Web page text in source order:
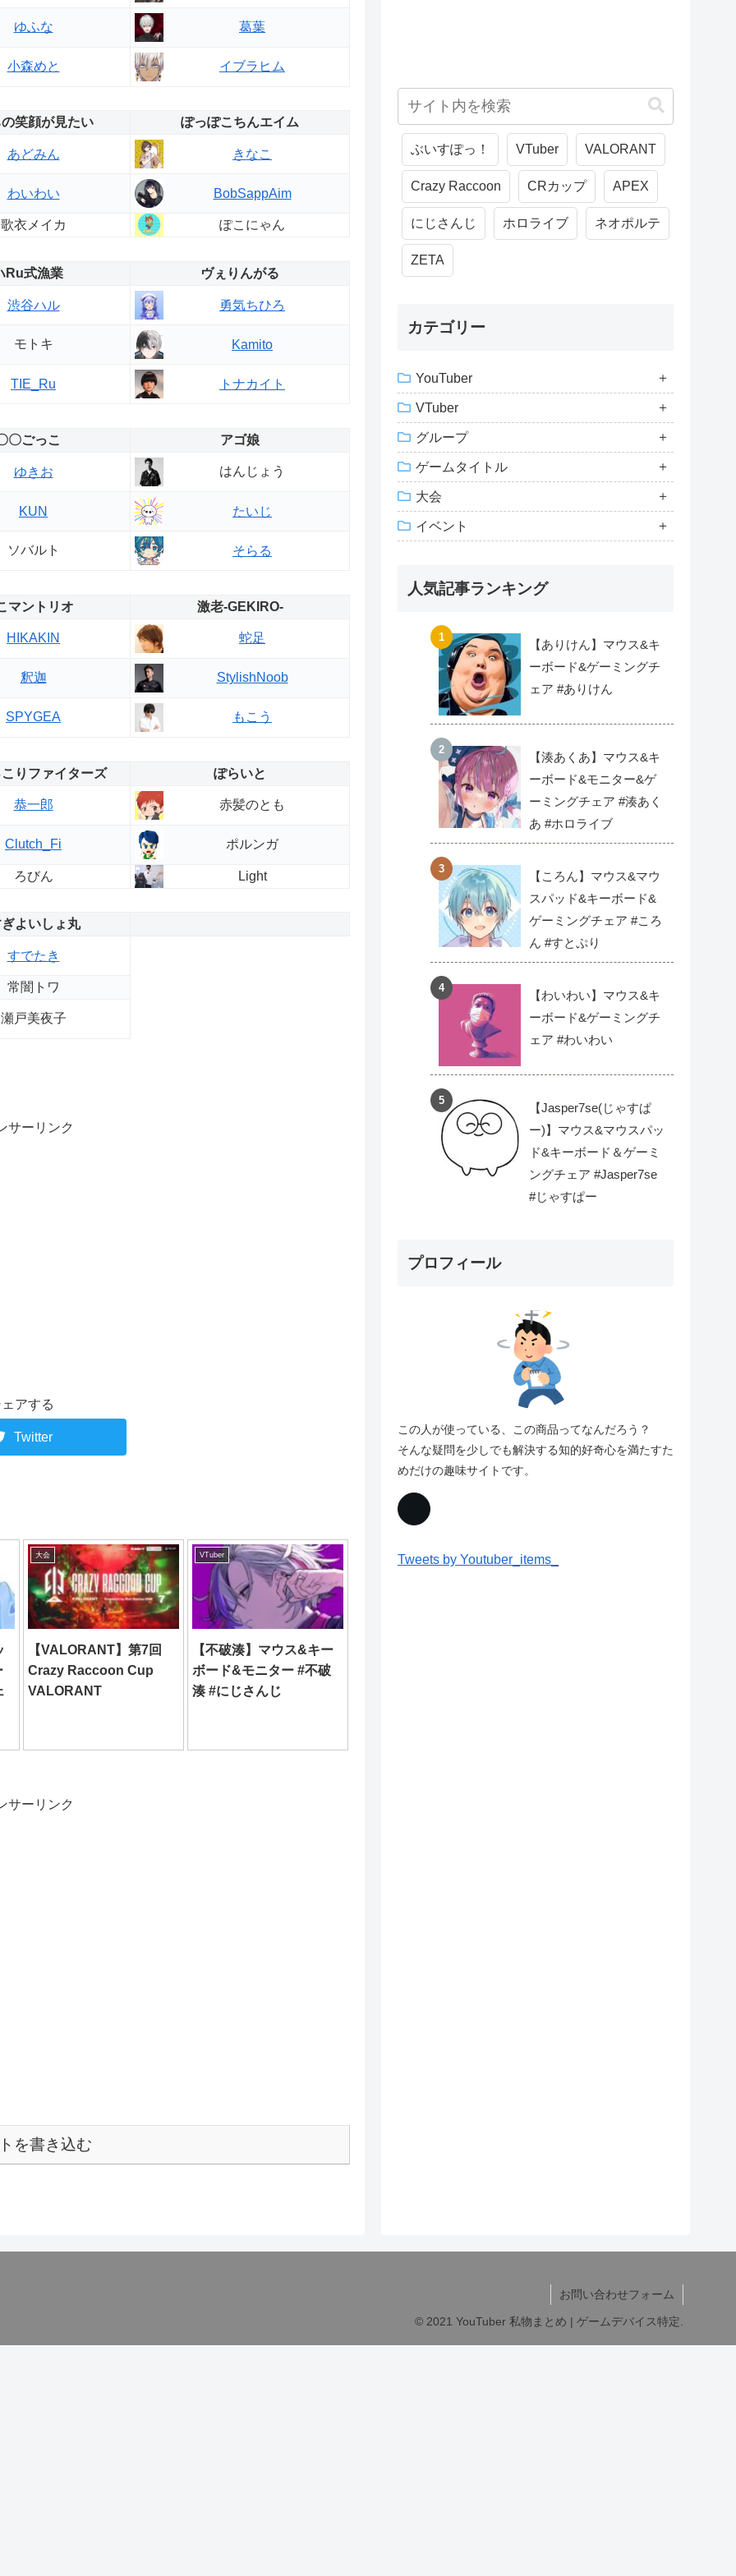
ゆふな 葛葉
小森めと イブラヒム
笑顔が見たい ぽっぽこちんエイム
あどみん きなこ
わいわい BobSappAim
歌衣メイカ ぽこにゃん
Ru式漁業 ヴぇりんがる
渋谷ハル 勇気ちひろ
モトキ Kamito
TIE_Ru トナカイト
〇ごっこ アゴ娘
ゆきお はんじょう
KUN たいじ
ソバルト そらる
マントリオ 激老-GEKIRO-
HIKAKIN 蛇足
釈迦 StylishNoob
SPYGEA もこう
りファイターズ ぽらいと
恭一郎 赤髪のとも
Clutch_Fi ポルンガ
ろびん Light
よいしょ丸
すでたき
常闇トワ
瀬戸美夜子
サーリンク
アする
Twitter
大会
【VALORANT】第7回
Crazy Raccoon Cup
VALORANT
VTuber
【不破湊】マウス&キー
ボード&モニター #不破
湊 #にじさんじ
サーリンク
を書き込む
ぶいすぽっ！ VTuber VALORANT
Crazy Raccoon CRカップ APEX
にじさんじ ホロライブ ネオポルテ
ZETA
カテゴリー
YouTuber
VTuber
グループ
ゲームタイトル
大会
イベント
人気記事ランキング
【ありけん】マウス&キ
ーボード&ゲーミングチ
ェア #ありけん
【湊あくあ】マウス&キ
ーボード&モニター&ゲ
ーミングチェア #湊あく
あ #ホロライブ
【ころん】マウス&マウ
スパッド&キーボード&
ゲーミングチェア #ころ
ん #すとぷり
【わいわい】マウス&キ
ーボード&ゲーミングチ
ェア #わいわい
【Jasper7se(じゃすぱ
ー)】マウス&マウスパッ
ド&キーボード＆ゲーミ
ングチェア #Jasper7se
#じゃすぱー
プロフィール
この人が使っている、この商品ってなんだろう？
そんな疑問を少しでも解決する知的好奇心を満たすた
めだけの趣味サイトです。
Tweets by Youtuber_items_
お問い合わせフォーム
© 2021 YouTuber 私物まとめ | ゲームデバイス特定.